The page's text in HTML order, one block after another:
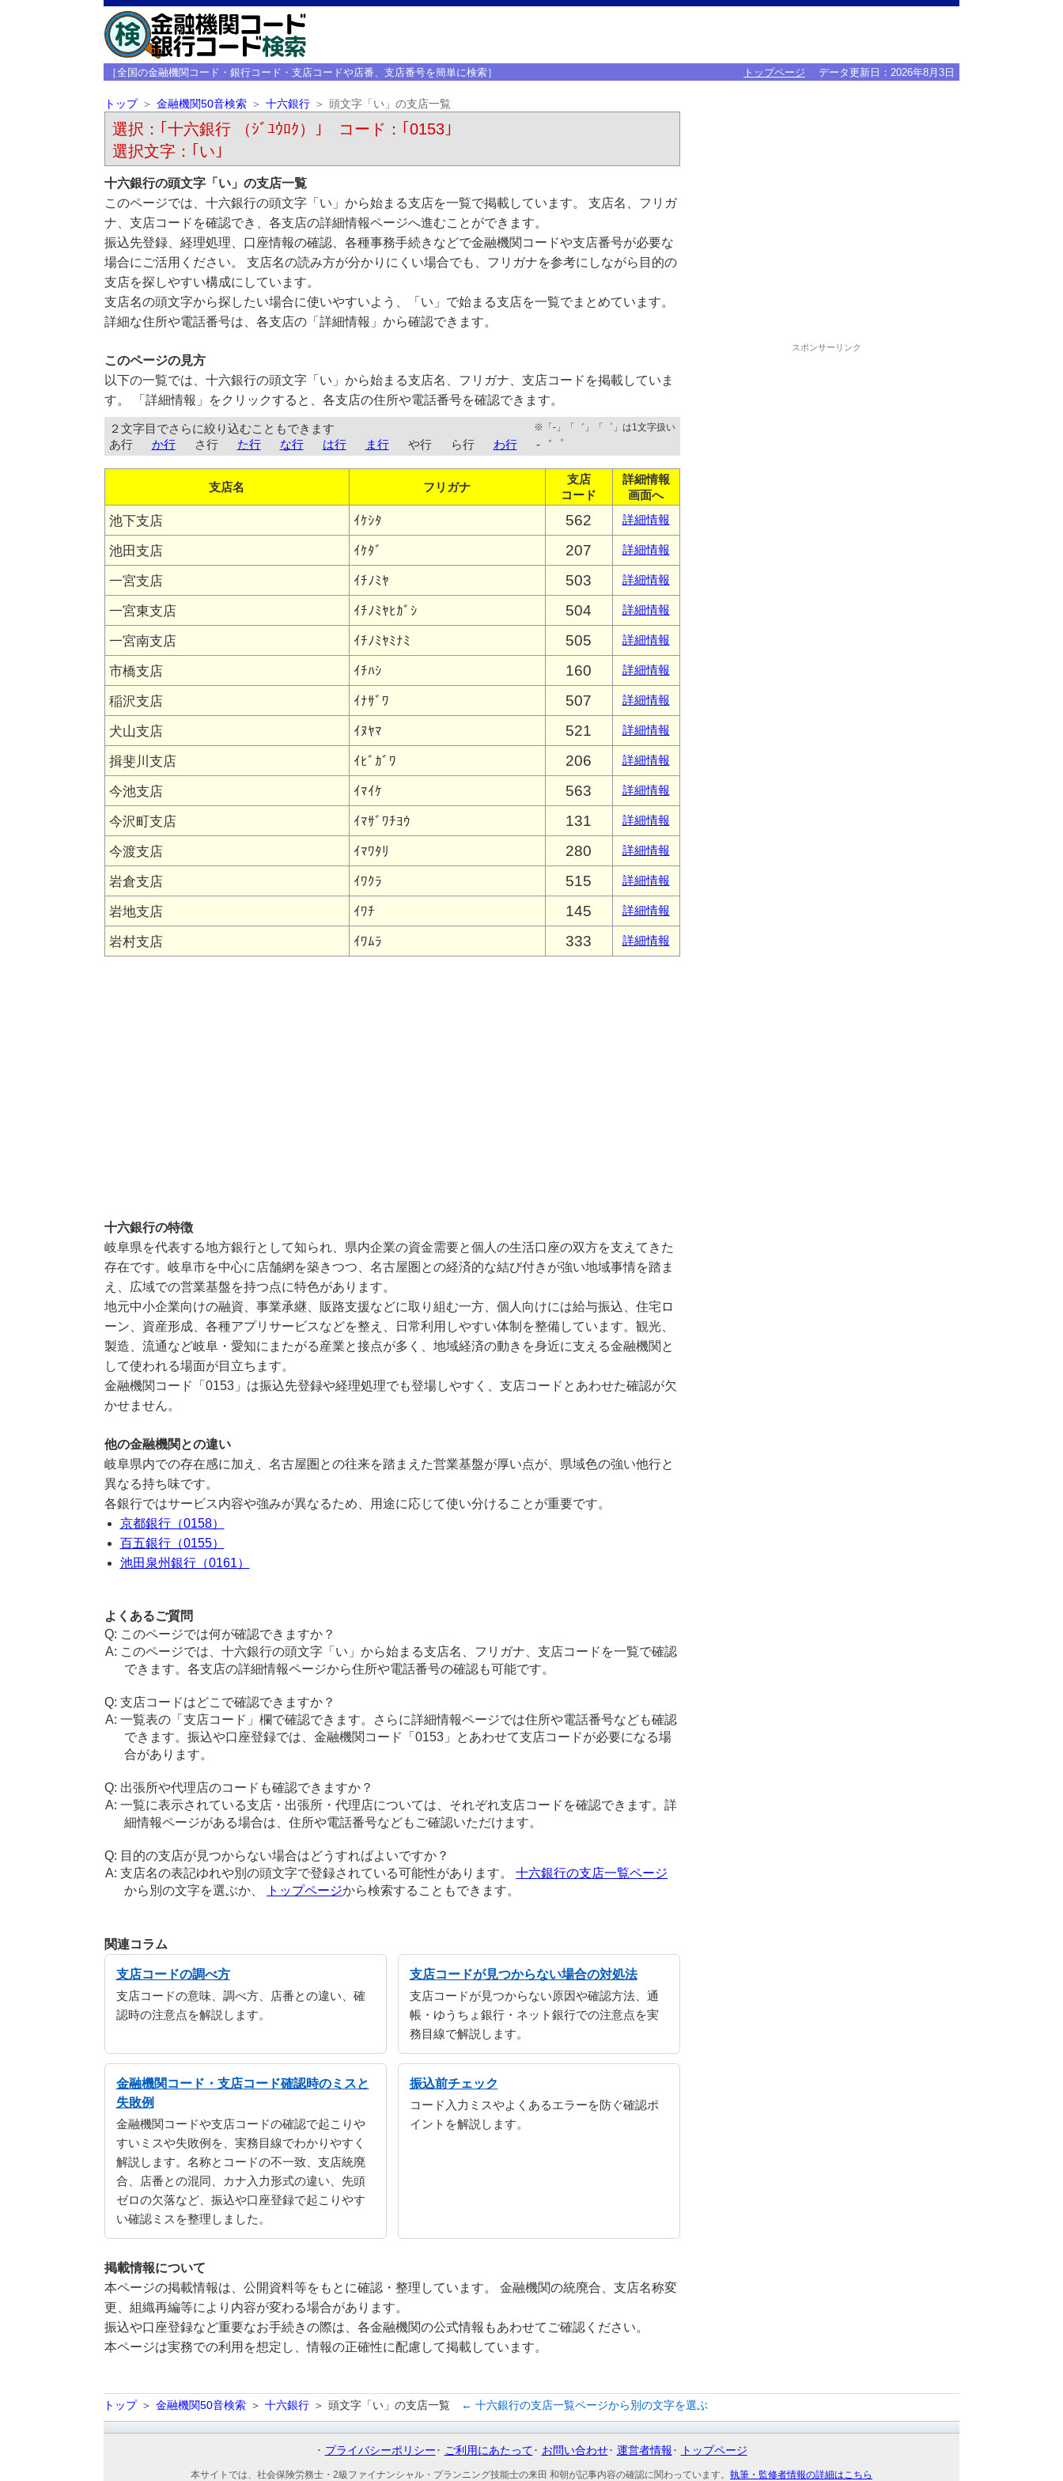
［全国の金融機関コード・銀行コード・支店コードや店番、支店番号を簡単に検索］ トップページ データ更新日： 2026年8月3日
トップ 金融機関50音検索 十六銀行 頭文字「い」の支店一覧
選択：｢十六銀行 （ｼﾞﾕｳﾛｸ）｣ コード：｢0153｣
選択文字：｢い｣
十六銀行の頭文字「い」の支店一覧
このページでは、十六銀行の頭文字「い」から始まる支店を一覧で掲載しています。 支店名、フリガ
ナ、支店コードを確認でき、各支店の詳細情報ページへ進むことができます。
振込先登録、経理処理、口座情報の確認、各種事務手続きなどで金融機関コードや支店番号が必要な
場合にご活用ください。 支店名の読み方が分かりにくい場合でも、フリガナを参考にしながら目的の
支店を探しやすい構成にしています。
支店名の頭文字から探したい場合に使いやすいよう、「い」で始まる支店を一覧でまとめています。
詳細な住所や電話番号は、各支店の「詳細情報」から確認できます。
このページの見方
以下の一覧では、十六銀行の頭文字「い」から始まる支店名、フリガナ、支店コードを掲載していま
す。 「詳細情報」をクリックすると、各支店の住所や電話番号を確認できます。
２文字目でさらに絞り込むこともできます ※「-」「゛」「゜」は1文字扱い
あ行 か行 さ行 た行 な行 は行 ま行 や行 ら行 わ行 -゛゜
支店名 フリガナ
支店
コード
詳細情報
画面へ
池下支店 ｲｹｼﾀ 562 詳細情報
池田支店 ｲｹﾀﾞ 207 詳細情報
一宮支店 ｲﾁﾉﾐﾔ 503 詳細情報
一宮東支店 ｲﾁﾉﾐﾔﾋｶﾞｼ 504 詳細情報
一宮南支店 ｲﾁﾉﾐﾔﾐﾅﾐ 505 詳細情報
市橋支店 ｲﾁﾊｼ 160 詳細情報
稲沢支店 ｲﾅｻﾞﾜ 507 詳細情報
犬山支店 ｲﾇﾔﾏ 521 詳細情報
揖斐川支店 ｲﾋﾞｶﾞﾜ 206 詳細情報
今池支店 ｲﾏｲｹ 563 詳細情報
今沢町支店 ｲﾏｻﾞﾜﾁﾖｳ 131 詳細情報
今渡支店 ｲﾏﾜﾀﾘ 280 詳細情報
岩倉支店 ｲﾜｸﾗ 515 詳細情報
岩地支店 ｲﾜﾁ 145 詳細情報
岩村支店 ｲﾜﾑﾗ 333 詳細情報
十六銀行の特徴
岐阜県を代表する地方銀行として知られ、県内企業の資金需要と個人の生活口座の双方を支えてきた
存在です。岐阜市を中心に店舗網を築きつつ、名古屋圏との経済的な結び付きが強い地域事情を踏ま
え、広域での営業基盤を持つ点に特色があります。
地元中小企業向けの融資、事業承継、販路支援などに取り組む一方、個人向けには給与振込、住宅ロ
ーン、資産形成、各種アプリサービスなどを整え、日常利用しやすい体制を整備しています。観光、
製造、流通など岐阜・愛知にまたがる産業と接点が多く、地域経済の動きを身近に支える金融機関と
して使われる場面が目立ちます。
金融機関コード「0153」は振込先登録や経理処理でも登場しやすく、支店コードとあわせた確認が欠
かせません。
他の金融機関との違い
岐阜県内での存在感に加え、名古屋圏との往来を踏まえた営業基盤が厚い点が、県域色の強い他行と
異なる持ち味です。
各銀行ではサービス内容や強みが異なるため、用途に応じて使い分けることが重要です。
京都銀行（0158）
百五銀行（0155）
池田泉州銀行（0161）
よくあるご質問
このページでは何が確認できますか？
このページでは、十六銀行の頭文字「い」から始まる支店名、フリガナ、支店コードを一覧で確認
できます。各支店の詳細情報ページから住所や電話番号の確認も可能です。
支店コードはどこで確認できますか？
一覧表の「支店コード」欄で確認できます。さらに詳細情報ページでは住所や電話番号なども確認
できます。振込や口座登録では、金融機関コード「0153」とあわせて支店コードが必要になる場
合があります。
出張所や代理店のコードも確認できますか？
一覧に表示されている支店・出張所・代理店については、それぞれ支店コードを確認できます。詳
細情報ページがある場合は、住所や電話番号などもご確認いただけます。
目的の支店が見つからない場合はどうすればよいですか？
支店名の表記ゆれや別の頭文字で登録されている可能性があります。十六銀行の支店一覧ページ
から別の文字を選ぶか、
トップページから検索することもできます。
関連コラム
支店コードの調べ方
支店コードの意味、調べ方、店番との違い、確
認時の注意点を解説します。
支店コードが見つからない場合の対処法
支店コードが見つからない原因や確認方法、通
帳・ゆうちょ銀行・ネット銀行での注意点を実
務目線で解説します。
金融機関コード・支店コード確認時のミスと
失敗例
金融機関コードや支店コードの確認で起こりや
すいミスや失敗例を、実務目線でわかりやすく
解説します。名称とコードの不一致、支店統廃
合、店番との混同、カナ入力形式の違い、先頭
ゼロの欠落など、振込や口座登録で起こりやす
い確認ミスを整理しました。
振込前チェック
コード入力ミスやよくあるエラーを防ぐ確認ポ
イントを解説します。
掲載情報について
本ページの掲載情報は、公開資料等をもとに確認・整理しています。 金融機関の統廃合、支店名称変
更、組織再編等により内容が変わる場合があります。
振込や口座登録など重要なお手続きの際は、各金融機関の公式情報もあわせてご確認ください。
本ページは実務での利用を想定し、情報の正確性に配慮して掲載しています。
スポンサーリンク
トップ 金融機関50音検索 十六銀行 頭文字「い」の支店一覧 ← 十六銀行の支店一覧ページから別の文字を選ぶ
プライバシーポリシー ご利用にあたって お問い合わせ 運営者情報 トップページ
本サイトでは、社会保険労務士・2級ファイナンシャル・プランニング技能士の来田 和朝が記事内容の確認に関わっています。 執筆・監修者情報の詳細はこちら